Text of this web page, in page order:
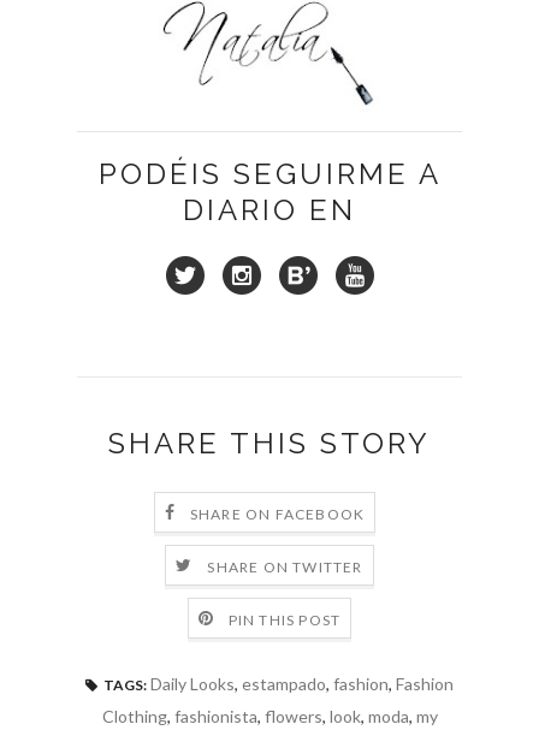
PODÉIS SEGUIRME A
DIARIO EN
SHARE THIS STORY
SHARE ON FACEBOOK
SHARE ON TWITTER
PIN THIS POST
TAGS: Daily Looks, estampado, fashion, Fashion
Clothing, fashionista, flowers, look, moda, my